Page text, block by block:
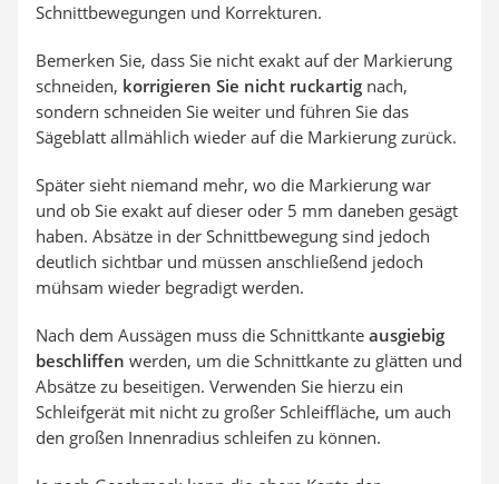
Schnittbewegungen und Korrekturen.
Bemerken Sie, dass Sie nicht exakt auf der Markierung
schneiden, korrigieren Sie nicht ruckartig nach,
sondern schneiden Sie weiter und führen Sie das
Sägeblatt allmählich wieder auf die Markierung zurück.
Später sieht niemand mehr, wo die Markierung war
und ob Sie exakt auf dieser oder 5 mm daneben gesägt
haben. Absätze in der Schnittbewegung sind jedoch
deutlich sichtbar und müssen anschließend jedoch
mühsam wieder begradigt werden.
Nach dem Aussägen muss die Schnittkante ausgiebig
beschliffen werden, um die Schnittkante zu glätten und
Absätze zu beseitigen. Verwenden Sie hierzu ein
Schleifgerät mit nicht zu großer Schleiffläche, um auch
den großen Innenradius schleifen zu können.